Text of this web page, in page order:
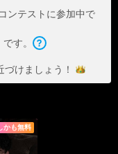
コンテストに参加中で
す。
づけま しょう！
かも無料